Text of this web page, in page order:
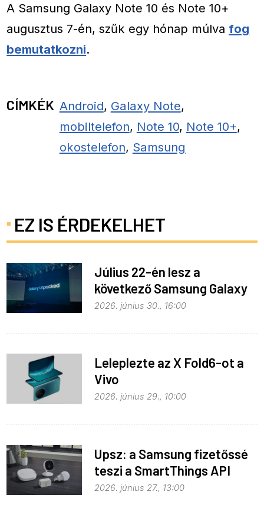
A Samsung Galaxy Note 10 és Note 10+
augusztus 7-én, szűk egy hónap múlva fog
bemutatkozni.
CÍMKÉK Android, Galaxy Note,
mobiltelefon, Note 10, Note 10+,
okostelefon, Samsung
EZ IS ÉRDEKELHET
Július 22-én lesz a
következő Samsung Galaxy
Unpacked – ez várható
2026. június 30., 16:00
Leleplezte az X Fold6-ot a
Vivo
2026. június 29., 10:00
Upsz: a Samsung fizetőssé
teszi a SmartThings API
hozzáférést
2026. június 27., 13:00